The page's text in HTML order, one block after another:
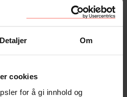
Detaljer Om
cookies
for å gi innhold og
krever.